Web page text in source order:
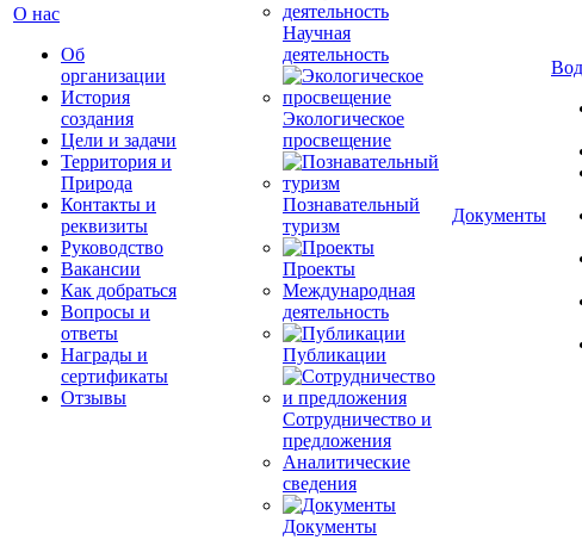
О нас
Об
организации
История
создания
Цели и задачи
Территория и
Природа
Контакты и
реквизиты
Руководство
Вакансии
Как добраться
Вопросы и
ответы
Награды и
сертификаты
Отзывы
Научная
деятельность
Экологическое
просвещение
Познавательный
туризм
Проекты
Международная
деятельность
Публикации
Сотрудничество и
предложения
Аналитические
сведения
Документы
Документы